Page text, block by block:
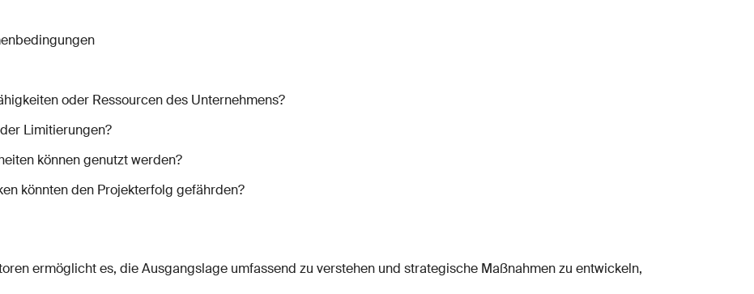
oder Ressourcen des Unternehmens?
Limitierungen?
können genutzt werden?
könnten den Projekterfolg gefährden?
ermöglicht es, die Ausgangslage umfassend zu verstehen und strategische Maßnahmen zu entwickeln,